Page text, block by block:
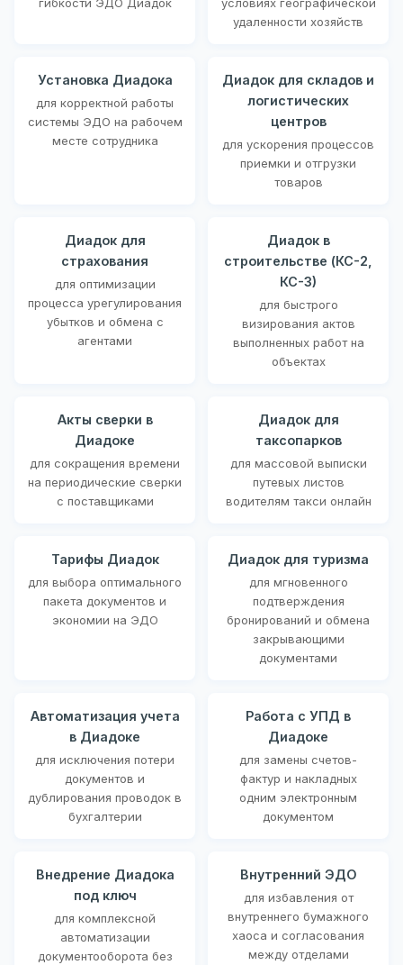
удаленности хозяйств
Установка Диадока
для корректной работы
системы ЭДО на рабочем
месте сотрудника
Диадок для складов и
логистических
центров
для ускорения процессов
приемки и отгрузки
товаров
Диадок для
страхования
для оптимизации
процесса урегулирования
убытков и обмена с
агентами
Диадок в
строительстве (КС-2,
КС-3)
для быстрого
визирования актов
выполненных работ на
объектах
Акты сверки в
Диадоке
для сокращения времени
на периодические сверки
с поставщиками
Диадок для
таксопарков
для массовой выписки
путевых листов
водителям такси онлайн
Тарифы Диадок
для выбора оптимального
пакета документов и
экономии на ЭДО
Диадок для туризма
для мгновенного
подтверждения
бронирований и обмена
закрывающими
документами
Автоматизация учета
в Диадоке
для исключения потери
документов и
дублирования проводок в
бухгалтерии
Работа с УПД в
Диадоке
для замены счетов-
фактур и накладных
одним электронным
документом
Внедрение Диадока
под ключ
для комплексной
автоматизации
документооборота без
Внутренний ЭДО
для избавления от
внутреннего бумажного
хаоса и согласования
между отделами